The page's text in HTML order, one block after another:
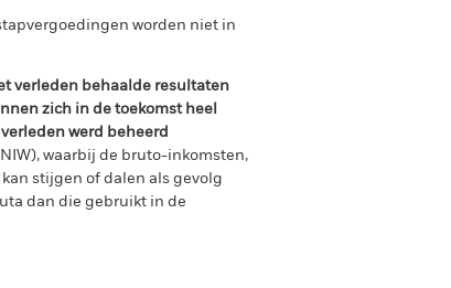
worden niet in
verleden behaalde resultaten
zich in de toekomst heel
werd beheerd
waarbij de bruto-inkomsten,
stijgen of dalen als gevolg
dan die gebruikt in de